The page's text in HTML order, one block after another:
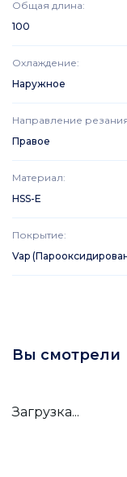
Общая длина:
100
Охлаждение:
Наружное
Направление
Правое
Материал:
HSS-E
Покрытие:
Vap
Вы смотрели
Загрузка...